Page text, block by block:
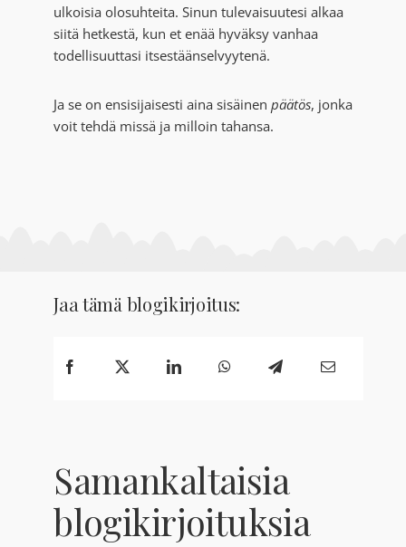
ulkoisia olosuhteita. Sinun tulevaisuutesi alkaa
siitä hetkestä, kun et enää hyväksy vanhaa
todellisuuttasi itsestäänselvyytenä.
Ja se on ensisijaisesti aina sisäinenpäätös, jonka
voit tehdä missä ja milloin tahansa.
Jaa tämä blogikirjoitus:
Samankaltaisia
blogikirjoituksia